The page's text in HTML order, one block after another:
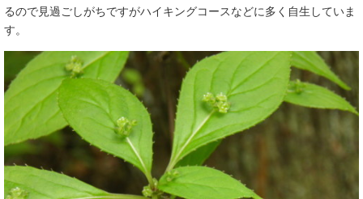
るので見過ごしがちですがハイキングコースなどに多く自生していま
す。